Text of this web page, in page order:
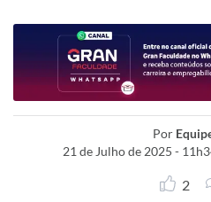
Por
21 de Julho de 2025 -
2